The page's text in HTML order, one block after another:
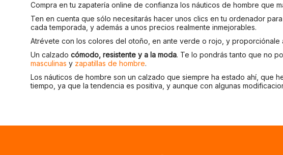
Compra en tu zapatería online de confianza los náuticos de hombre que
Ten en cuenta que sólo necesitarás hacer unos clics en tu ordenador
cada temporada, y además a unos precios realmente inmejorables.
Atrévete con los colores del otoño, en ante verde o rojo, y proporciónale
Un calzado cómodo, resistente y a la moda. Te lo pondrás tanto que no
masculinas y zapatillas de hombre.
Los náuticos de hombre son un calzado que siempre ha estado ahí, que
tiempo, ya que la tendencia es positiva, y aunque con algunas